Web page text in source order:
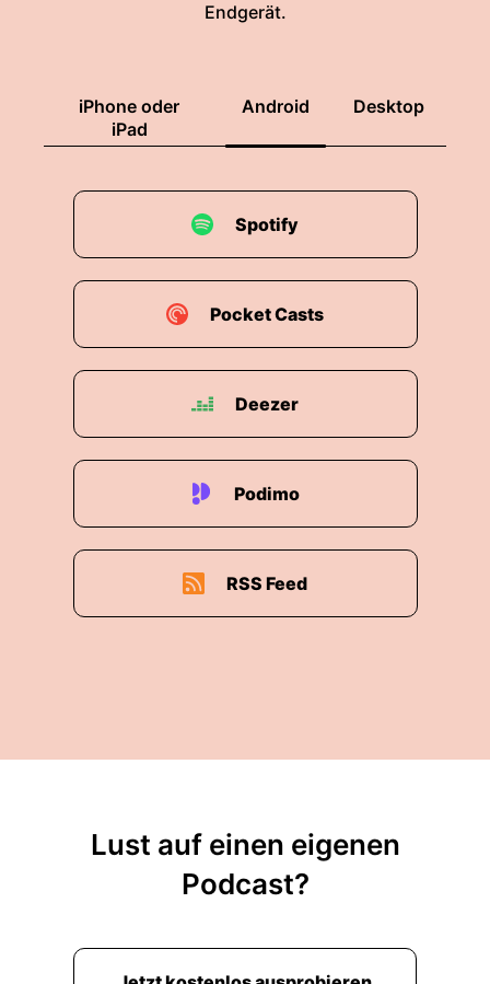
Endgerät.
iPhone oder
iPad
Android Desktop
Spotify
Pocket Casts
Deezer
Podimo
RSS Feed
Lust auf einen eigenen
Podcast?